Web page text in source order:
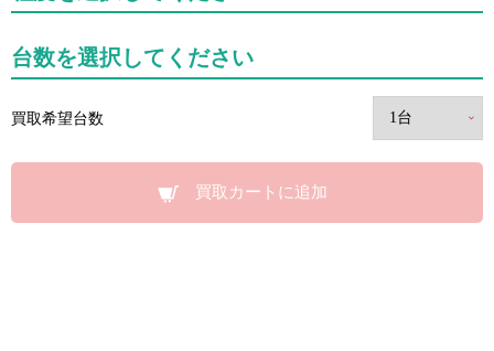
台数を選択してください
買取希望台数
買取カートに追加